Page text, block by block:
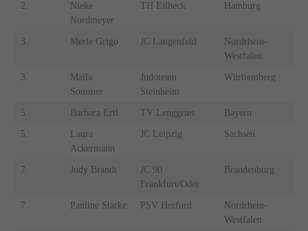
2.
Nieke
Nordmeyer
TH Eilbeck Hamburg
3. Merle Grigo JC Langenfeld
Nordrhein-
Westfalen
3.
Maila
Sommer
Judoteam
Steinheim
Württemberg
5. Barbara Ertl TV Lenggries Bayern
5.
Laura
Ackermann
JC Leipzig Sachsen
7. Jody Brandt
JC 90
Frankfurt/Oder
Brandenburg
7. Pauline Starke PSV Herford
Nordrhein-
Westfalen